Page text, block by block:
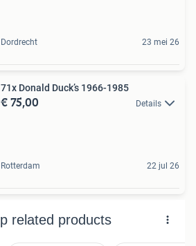
Dordrecht 23 mei 26
71x Donald Duck’s 1966-1985
€ 75,00 Details
Rotterdam 22 jul 26